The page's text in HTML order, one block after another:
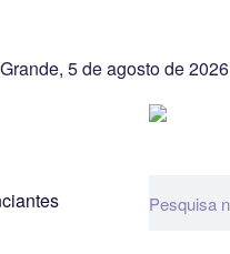
5 de agosto de 2026